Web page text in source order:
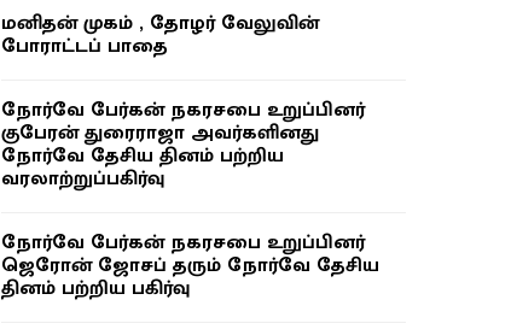
மனிதன் முகம் , தோழர் வேலுவின்
போராட்டப் பாதை
நோர்வே பேர்கன் நகரசபை உறுப்பினர்
குபேரன் துரைராஜா அவர்களினது
நோர்வே தேசிய தினம் பற்றிய
வரலாற்றுப்பகிர்வு
நோர்வே பேர்கன் நகரசபை உறுப்பினர்
ஜெரோன் ஜோசப் தரும் நோர்வே தேசிய
தினம் பற்றிய பகிர்வு